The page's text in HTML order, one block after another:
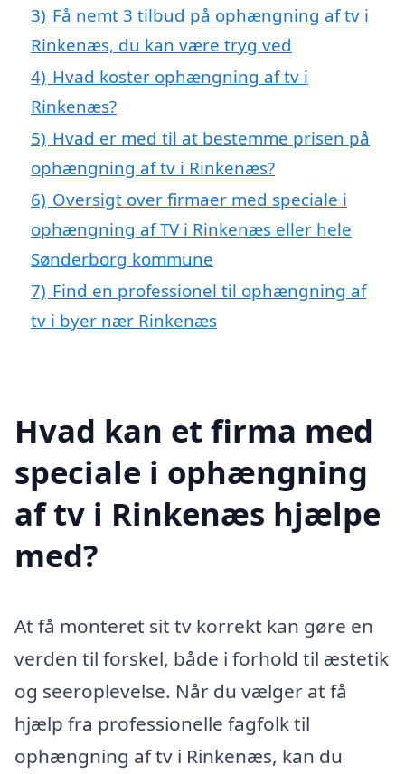
3) Få nemt 3 tilbud på ophængning af tv i
Rinkenæs, du kan være tryg ved
4) Hvad koster ophængning af tv i
Rinkenæs?
5) Hvad er med til at bestemme prisen på
ophængning af tv i Rinkenæs?
6) Oversigt over firmaer med speciale i
ophængning af TV i Rinkenæs eller hele
Sønderborg kommune
7) Find en professionel til ophængning af
tv i byer nær Rinkenæs
Hvad kan et firma med
speciale i ophængning
af tv i Rinkenæs hjælpe
med?
At få monteret sit tv korrekt kan gøre en
verden til forskel, både i forhold til æstetik
og seeroplevelse. Når du vælger at få
hjælp fra professionelle fagfolk til
ophængning af tv i Rinkenæs, kan du